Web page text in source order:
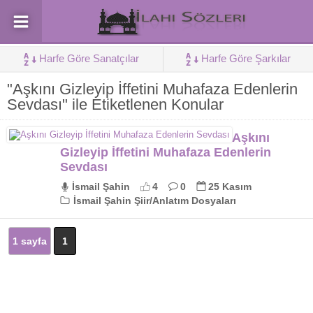
Harfe Göre Sanatçılar Harfe Göre Şarkılar
"Aşkını Gizleyip İffetini Muhafaza Edenlerin
Sevdası" ile Etiketlenen Konular
Aşkını
Gizleyip İffetini Muhafaza Edenlerin
Sevdası
İsmail Şahin 4 0
25 Kasım
İsmail Şahin Şiir/Anlatım Dosyaları
1 sayfa 1